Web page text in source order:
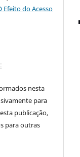
Efeito do Acesso
nesta
para
publicação,
para outras